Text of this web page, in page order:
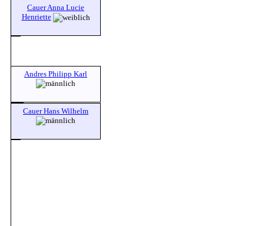
Cauer Anna Lucie
Henriette
Andres Philipp Karl
Cauer Hans Wilhelm